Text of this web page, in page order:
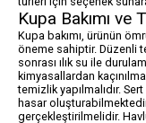
Kupa Bakımı ve
Kupa bakımı, ürünün
öneme sahiptir. Düzenli
sonrası ılık su ile
kimyasallardan
temizlik yapılmalıdır.
hasar
gerçekleştirilmelidir.